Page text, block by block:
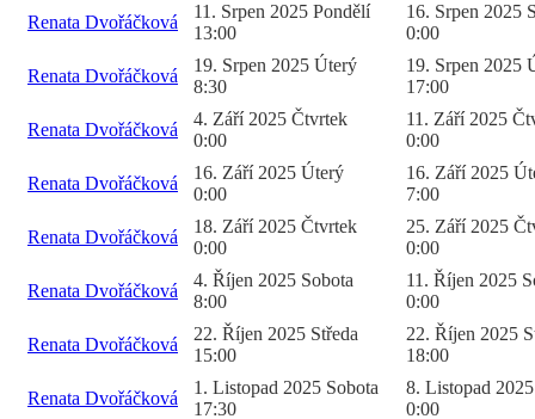
Renata Dvořáčková
11. Srpen 2025 Pondělí
13:00
16. Srpen 2025
0:00
Renata Dvořáčková
19. Srpen 2025 Úterý
8:30
19. Srpen 2025
17:00
Renata Dvořáčková
4. Září 2025 Čtvrtek
0:00
11. Září 2025
0:00
Renata Dvořáčková
16. Září 2025 Úterý
0:00
16. Září 2025
7:00
Renata Dvořáčková
18. Září 2025 Čtvrtek
0:00
25. Září 2025
0:00
Renata Dvořáčková
4. Říjen 2025 Sobota
8:00
11. Říjen 2025
0:00
Renata Dvořáčková
22. Říjen 2025 Středa
15:00
22. Říjen 2025
18:00
Renata Dvořáčková
1. Listopad 2025 Sobota
17:30
8. Listopad
0:00